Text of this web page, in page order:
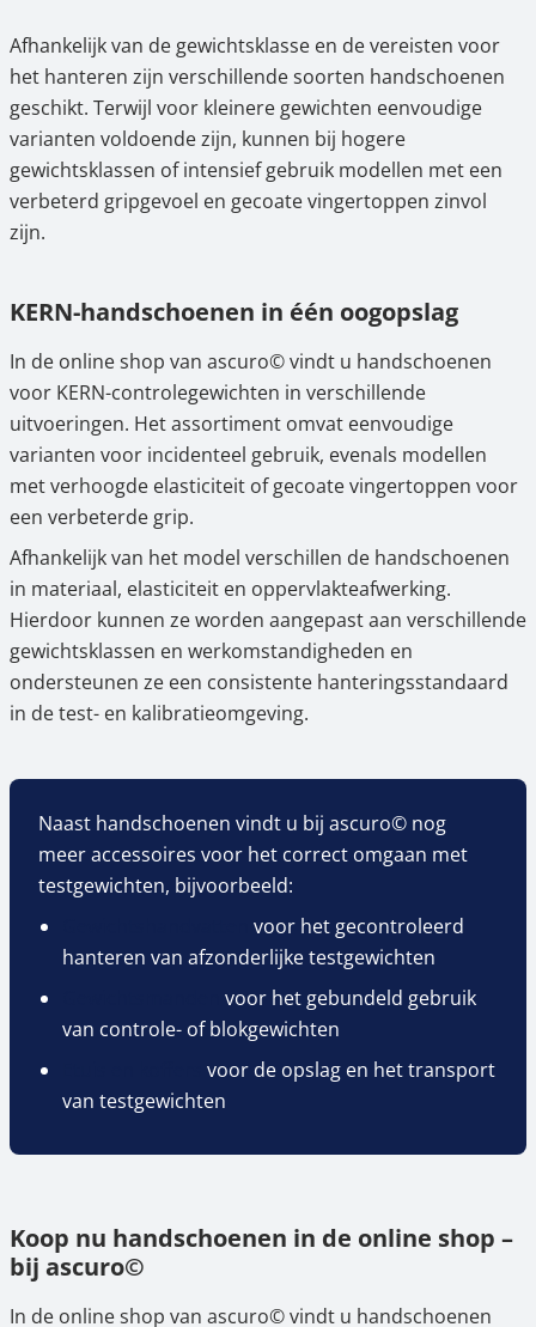
Afhankelijk van de gewichtsklasse en de vereisten voor
het hanteren zijn verschillende soorten handschoenen
geschikt. Terwijl voor kleinere gewichten eenvoudige
varianten voldoende zijn, kunnen bij hogere
gewichtsklassen of intensief gebruik modellen met een
verbeterd gripgevoel en gecoate vingertoppen zinvol
zijn.
KERN-handschoenen in één oogopslag
In de online shop van ascuro© vindt u handschoenen
voor KERN-controlegewichten in verschillende
uitvoeringen. Het assortiment omvat eenvoudige
varianten voor incidenteel gebruik, evenals modellen
met verhoogde elasticiteit of gecoate vingertoppen voor
een verbeterde grip.
Afhankelijk van het model verschillen de handschoenen
in materiaal, elasticiteit en oppervlakteafwerking.
Hierdoor kunnen ze worden aangepast aan verschillende
gewichtsklassen en werkomstandigheden en
ondersteunen ze een consistente hanteringsstandaard
in de test- en kalibratieomgeving.
Naast handschoenen vindt u bij ascuro© nog
meer accessoires voor het correct omgaan met
testgewichten, bijvoorbeeld:
voor het gecontroleerd
hanteren van afzonderlijke testgewichten
voor het gebundeld gebruik
van controle- of blokgewichten
voor de opslag en het transport
van testgewichten
Koop nu handschoenen in de online shop –
bij ascuro©
In de online shop van ascuro© vindt u handschoenen